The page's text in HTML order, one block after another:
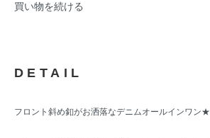
買い物を続ける
DETAIL
フロント斜め釦がお洒落なデニムオールインワン★